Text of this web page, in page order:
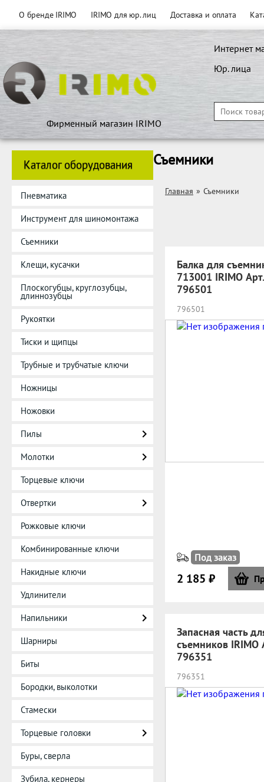
О бренде IRIMO IRIMO для юр. лиц Доставка и оплата
Фирменный магазин IRIMO
Интернет
Юр. лица
Каталог оборудования
Пневматика
Инструмент для шиномонтажа
Съемники
Клещи, кусачки
Плоскогубцы, круглозубцы,
длиннозубцы
Рукоятки
Тиски и щипцы
Трубные и трубчатые ключи
Ножницы
Ножовки
Пилы
Молотки
Торцевые ключи
Отвертки
Рожковые ключи
Комбинированные ключи
Накидные ключи
Удлинители
Напильники
Шарниры
Биты
Бородки, выколотки
Стамески
Торцевые головки
Буры, сверла
Зубила, кернеры
Съемники
Главная » Съемники
Балка для
713001 IRIMO Арт.
796501
796501
Под заказ
2 185 ₽
Запасная часть
съемников IRIMO
796351
796351